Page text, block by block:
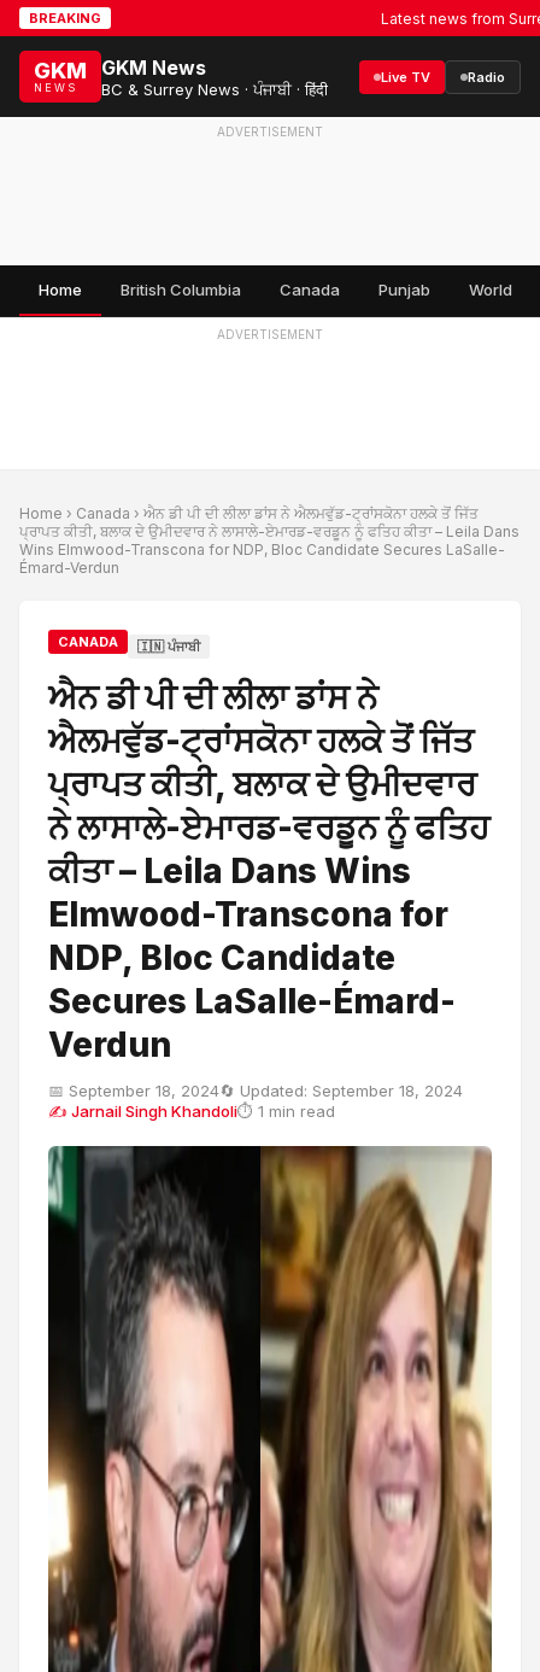
BREAKING Latest news from Surrey,
GKM
NEWS
GKM News
BC & Surrey News · ਪੰਜਾਬੀ · हिंदी
Live TV Radio
ADVERTISEMENT
Home British Columbia Canada Punjab World
ADVERTISEMENT
Home › Canada › ਐਨ ਡੀ ਪੀ ਦੀ ਲੀਲਾ ਡਾਂਸ ਨੇ ਐਲਮਵੁੱਡ-ਟ੍ਰਾਂਸਕੋਨਾ ਹਲਕੇ ਤੋਂ ਜਿੱਤ
ਪ੍ਰਾਪਤ ਕੀਤੀ, ਬਲਾਕ ਦੇ ਉਮੀਦਵਾਰ ਨੇ ਲਾਸਾਲੇ-ਏਮਾਰਡ-ਵਰਡੂਨ ਨੂੰ ਫਤਿਹ ਕੀਤਾ – Leila Dans
Wins Elmwood-Transcona for NDP, Bloc Candidate Secures LaSalle-
Émard-Verdun
CANADA 🇮🇳 ਪੰਜਾਬੀ
ਐਨ ਡੀ ਪੀ ਦੀ ਲੀਲਾ ਡਾਂਸ ਨੇ
ਐਲਮਵੁੱਡ-ਟ੍ਰਾਂਸਕੋਨਾ ਹਲਕੇ ਤੋਂ ਜਿੱਤ
ਪ੍ਰਾਪਤ ਕੀਤੀ, ਬਲਾਕ ਦੇ ਉਮੀਦਵਾਰ
ਨੇ ਲਾਸਾਲੇ-ਏਮਾਰਡ-ਵਰਡੂਨ ਨੂੰ ਫਤਿਹ
ਕੀਤਾ – Leila Dans Wins
Elmwood-Transcona for
NDP, Bloc Candidate
Secures LaSalle-Émard-
Verdun
📅 September 18, 2024🔄 Updated: September 18, 2024
✍ Jarnail Singh Khandoli⏱ 1 min read